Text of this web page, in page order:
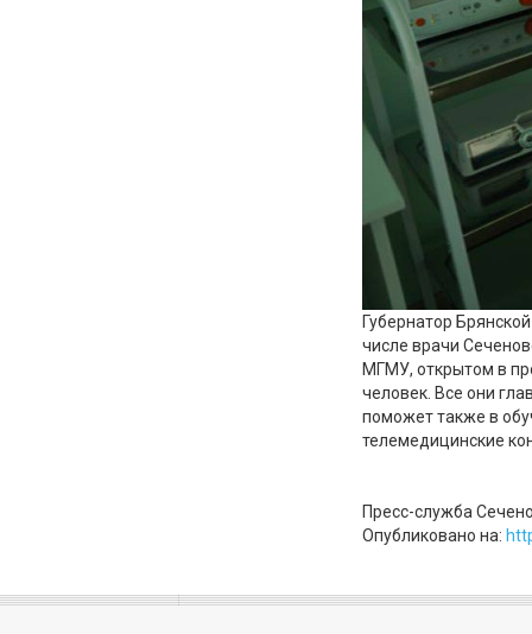
Губернатор
числе врачи
МГМУ, открытом в
человек. Все они
поможет также в
телемедицинские
Пресс-служба
Опубликовано на: